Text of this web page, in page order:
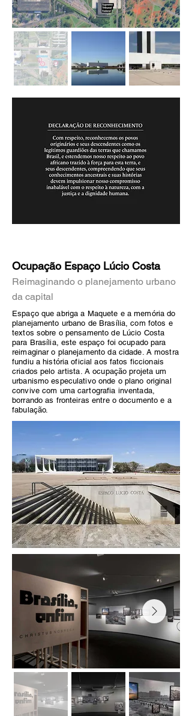
Ocupação Espaço Lúcio Costa
Reimaginando o planejamento urbano
da capital
Espaço que abriga a Maquete e a memória do
planejamento urbano de Brasília, com fotos e
textos sobre o pensamento de Lúcio Costa
para Brasília, este espaço foi ocupado para
reimaginar o planejamento da cidade. A mostra
fundiu a história oficial aos fatos ficcionais
criados pelo artista. A ocupação projeta um
urbanismo especulativo onde o plano original
convive com uma cartografia inventada,
borrando as fronteiras entre o documento e a
fabulação.